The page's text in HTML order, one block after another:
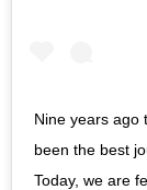
Nine years ago
been the best
Today, we are